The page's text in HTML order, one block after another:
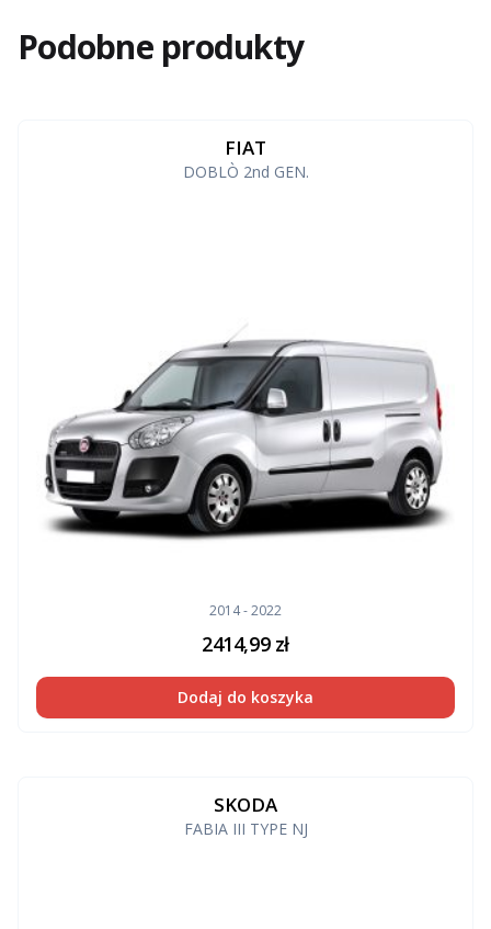
Podobne produkty
FIAT
DOBLÒ 2nd GEN.
2014 - 2022
2414,99 zł
Dodaj do koszyka
SKODA
FABIA III TYPE NJ